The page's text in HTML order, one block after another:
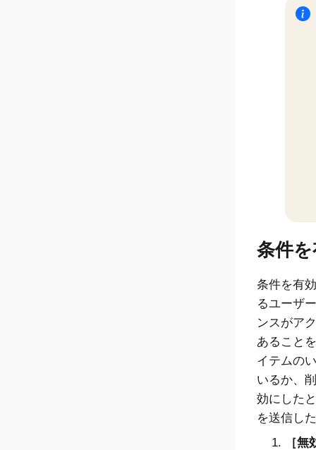
条件
条件を有
るユーザ
ンスがア
あること
イテムの
いるか、
効にした
を送信し
無